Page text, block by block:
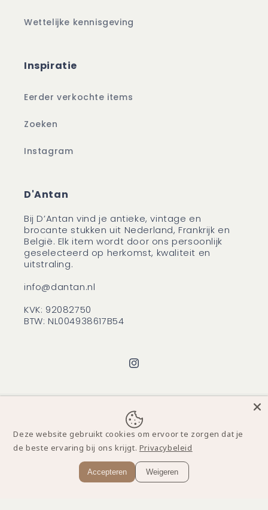
Wettelijke kennisgeving
Inspiratie
Eerder verkochte items
Zoeken
Instagram
D'Antan
Bij D’Antan vind je antieke, vintage en
brocante stukken uit Nederland, Frankrijk en
België. Elk item wordt door ons persoonlijk
geselecteerd op herkomst, kwaliteit en
uitstraling.
info@dantan.nl
KVK: 92082750
BTW: NL004938617B54
Instagram
D'AntanPowered by Shopify
Terugbetalingsbeleid
Privacybeleid
Algemene voorwaarden
Deze website gebruikt cookies om ervoor te zorgen dat je
de beste ervaring bij ons krijgt. Privacybeleid
Accepteren Weigeren